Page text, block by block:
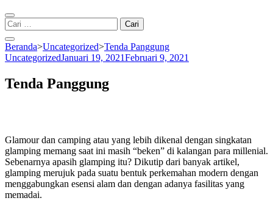
Cari
untuk:
Beranda>Uncategorized>Tenda Panggung
UncategorizedJanuari 19, 2021Februari 9, 2021
Tenda Panggung
Glamour dan camping atau yang lebih dikenal dengan singkatan
glamping memang saat ini masih “beken” di kalangan para millenial.
Sebenarnya apasih glamping itu? Dikutip dari banyak artikel,
glamping merujuk pada suatu bentuk perkemahan modern dengan
menggabungkan esensi alam dan dengan adanya fasilitas yang
memadai.